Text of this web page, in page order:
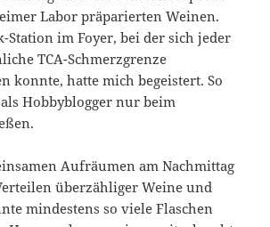
Labor präparierten Weinen.
Station im Foyer, bei der sich jeder
TCA-Schmerzgrenze
konnte, hatte mich begeistert. So
Hobbyblogger nur beim
Aufräumen am Nachmittag
überzähliger Weine und
mindestens so viele Flaschen